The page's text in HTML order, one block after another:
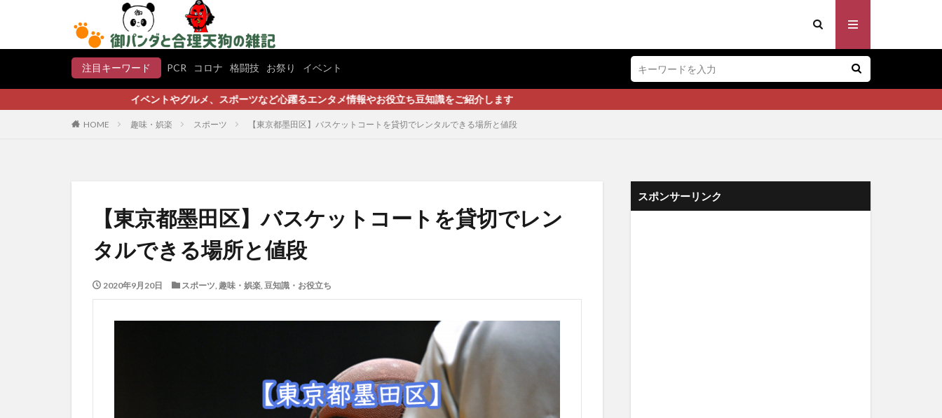
注目キーワード PCR コロナ 格闘技 お祭り イベント
イベントやグルメ、スポーツなど心躍るエンタメ情報やお役立ち豆知識をご紹介します
HOME 趣味・娯楽 スポーツ 【東京都墨田区】バスケットコートを貸切でレンタルできる場所と値段
【東京都墨田区】バスケットコートを貸切でレン
タルできる場所と値段
2020年9月20日 スポーツ, 趣味・娯楽, 豆知識・お役立ち
スポンサーリンク